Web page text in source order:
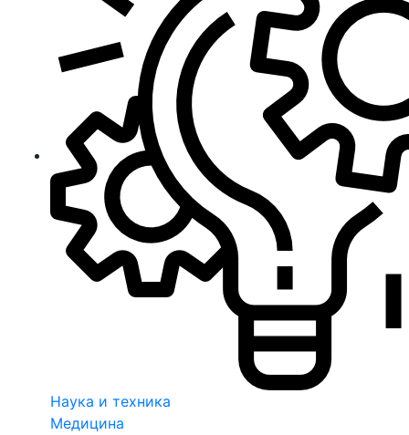
Наука и техника
Медицина